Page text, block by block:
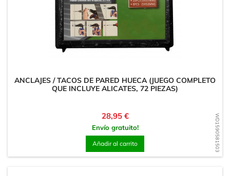
WD1590581503
ANCLAJES / TACOS DE PARED HUECA (JUEGO COMPLETO
QUE INCLUYE ALICATES, 72 PIEZAS)
Precio
28,95 €
Envío gratuito!
Añadir al carrito